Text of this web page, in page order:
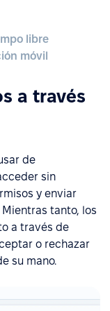
libre
móvil
a través
de
sin
y enviar
tanto, los
a través de
o rechazar
su mano.